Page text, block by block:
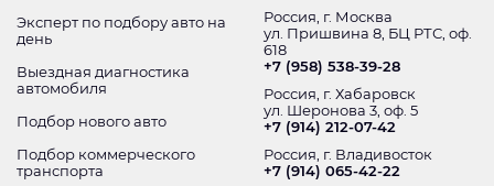
Эксперт по подбору авто на
день
Выездная диагностика
автомобиля
Подбор нового авто
Подбор коммерческого
транспорта
Россия, г. Москва
ул. Пришвина 8, БЦ РТС, оф.
618
+7 (958) 538-39-28
Россия, г. Хабаровск
ул. Шеронова 3, оф. 5
+7 (914) 212-07-42
Россия, г. Владивосток
+7 (914) 065-42-22